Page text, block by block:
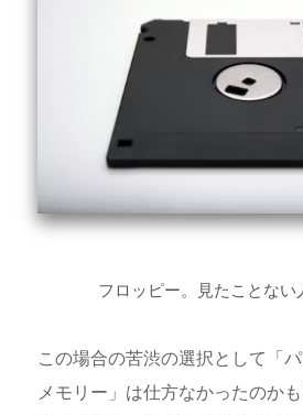
フロッピー。見たことない
この場合の苦渋の選択として「
メモリー」は仕方なかったのかも